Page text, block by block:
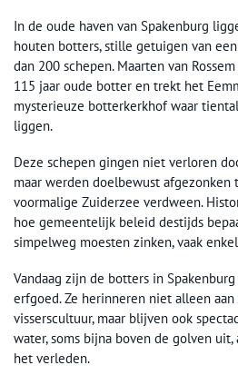
In de oude haven van Spakenburg
houten botters, stille getuigen van
dan 200 schepen. Maarten van
115 jaar oude botter en trekt het
mysterieuze botterkerkhof waar
liggen.
Deze schepen gingen niet verloren
maar werden doelbewust afgezonken
voormalige Zuiderzee verdween.
hoe gemeentelijk beleid destijds
simpelweg moesten zinken, vaak
Vandaag zijn de botters in
erfgoed. Ze herinneren niet alleen
visserscultuur, maar blijven ook
water, soms bijna boven de golven
het verleden.